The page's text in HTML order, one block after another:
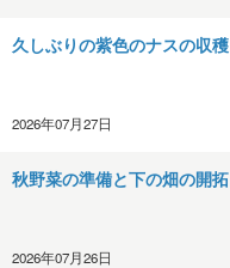
久しぶりの紫色のナスの収穫
2026年07月27日
秋野菜の準備と下の畑の開拓
2026年07月26日